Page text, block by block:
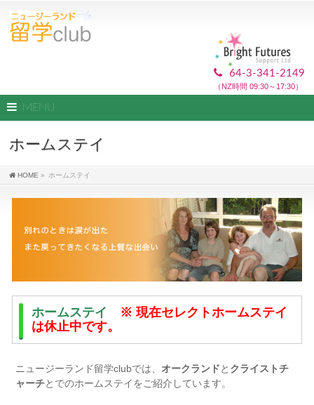
64-3-341-2149
（NZ時間 09:30～17:30）
MENU
ホームステイ
HOME » ホームステイ
ホームステイ ※ 現在セレクトホームステイ
は休止中です。
ニュージーランド留学clubでは、 オークランドと クライストチ
ャーチとでのホームステイをご紹介しています。